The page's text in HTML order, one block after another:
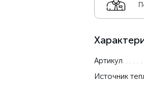
Артикул
Источник